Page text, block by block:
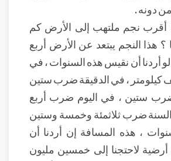
دونه .
؛ أقرب نجم ملتهب إلى الأرض كم
هذا النجم يبتعد عن الأرض أربع
أردنا أن نقيس هذه السنوات ، في
ألف كيلومتر ، في الدقيقة ضرب ستين
ستين ، في اليوم ضرب أربع
ضرب ثلاثمئة وخمسة وستين
، هذه المسافة إن أردنا أن
أرضية لاحتجنا إلى خمسين مليون